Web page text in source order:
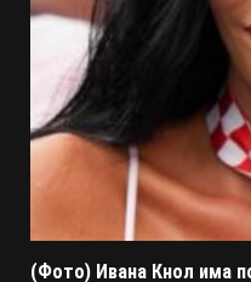
(Фото) Ивана Кнол има